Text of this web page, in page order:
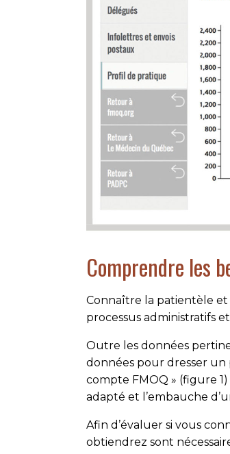
Comprendre les
Connaître la patientèle et
processus administratifs
Outre les données
données pour dresser un
compte FMOQ » (figure
adapté et l’embauche
Afin d’évaluer si vous
obtiendrez sont